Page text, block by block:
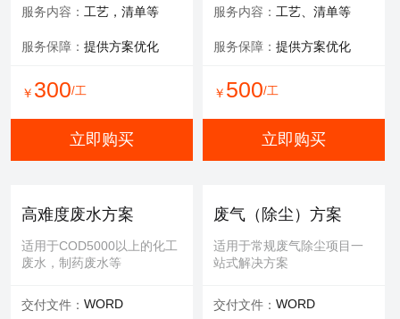
立即购买 立即购买
有限空间作业
适用于一体化设备内部，
井，窖，地下操作室等
安全保障：专业设备持证
服务内容：清理，维修等
填料更换
适用于河道，池塘，景观
水，污水池体，环保设备等
可选服务：填料购买
服务内容： 工艺，清单等
服务保障： 提供方案优化
￥ 300/工
立即购买
服务内容： 工艺、清单等
服务保障： 提供方案优化
￥ 500/工
立即购买
高难度废水方案
适用于COD5000以上的化工
废水，制药废水等
交付文件： WORD
废气（除尘）方案
适用于常规废气除尘项目一
站式解决方案
交付文件： WORD